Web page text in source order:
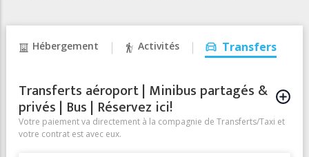
Hébergement Activités Transfers
Transferts aéroport | Minibus partagés &
privés | Bus | Réservez ici!
Votre paiement va directement à la compagnie de Transferts/Taxi et
votre contrat est avec eux.